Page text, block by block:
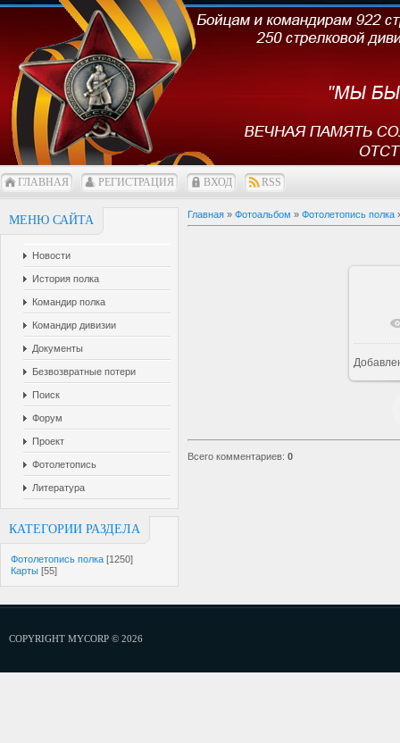
ГЛАВНАЯ РЕГИСТРАЦИЯ ВХОД RSS
МЕНЮ САЙТА
Новости
История полка
Командир полка
Командир дивизии
Документы
Безвозвратные потери
Поиск
Форум
Проект
Фотолетопись
Литература
КАТЕГОРИИ РАЗДЕЛА
Фотолетопись полка [1250]
Карты [55]
Главная » Фотоальбом » Фотолетопись полка
Всего комментариев: 0
COPYRIGHT MYCORP © 2026